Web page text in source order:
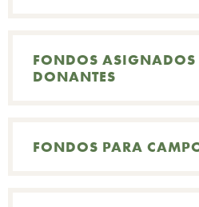
FONDOS ASIGNADOS
DONANTES
FONDOS PARA